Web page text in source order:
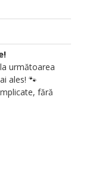
următoarea
ales! 🐾
fără